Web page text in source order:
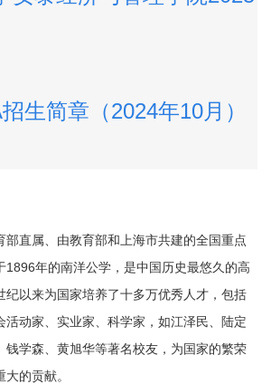
生简章（2024年10月）
部直属、由教育部和上海市共建的全国重点
1896年的南洋公学，是中国历史最悠久的高
纪以来为国家培养了十多万优秀人才，包括
活动家、实业家、科学家，如江泽民、陆定
钱学森、黄旭华等著名校友，为国家的繁荣
的贡献。